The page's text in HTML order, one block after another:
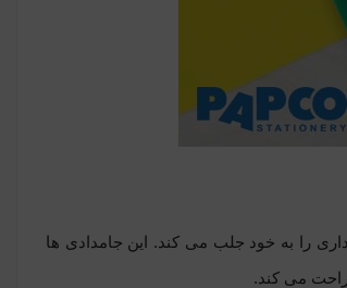
را به خود جلب می کند. این جامدادی ها
راحت می کند.